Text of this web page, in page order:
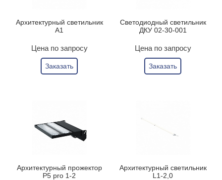
Архитектурный светильник
А1
Цена по запросу
Заказать
Светодиодный светильник
ДКУ 02-30-001
Цена по запросу
Заказать
Архитектурный прожектор
P5 pro 1-2
Архитектурный светильник
L1-2,0